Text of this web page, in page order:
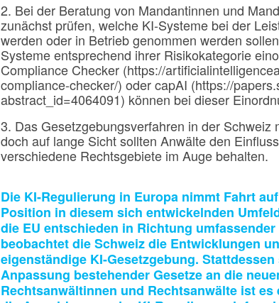
2. Bei der Beratung von Mandantinnen und
zunächst prüfen, welche KI-Systeme bei der
werden oder in Betrieb genommen werden
Systeme entsprechend ihrer Risikokategorie
Compliance Checker (https://
compliance-checker/) oder capAI (https://
abstract_id=4064091) können bei dieser
3. Das Gesetzgebungsverfahren in der Schweiz
doch auf lange Sicht sollten Anwälte den
verschiedene Rechtsgebiete im Auge behalten.
Die KI-Regulierung in Europa nimmt Fahrt
Position in diesem sich entwickelnden
die EU entschieden in Richtung
beobachtet die Schweiz die Entwicklungen
eigenständige KI-Gesetzgebung.
Anpassung bestehender Gesetze an die
Rechtsanwältinnen und Rechtsanwälte ist